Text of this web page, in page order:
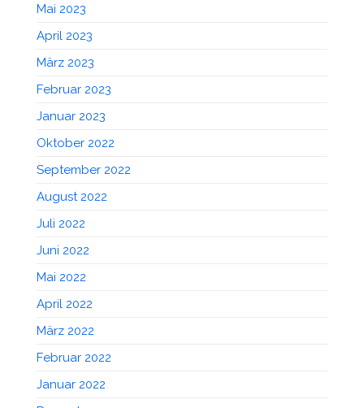
Mai 2023
April 2023
März 2023
Februar 2023
Januar 2023
Oktober 2022
September 2022
August 2022
Juli 2022
Juni 2022
Mai 2022
April 2022
März 2022
Februar 2022
Januar 2022